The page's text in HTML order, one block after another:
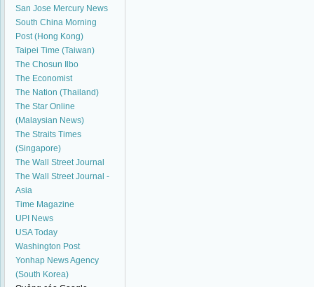
San Jose Mercury News
South China Morning
Post (Hong Kong)
Taipei Time (Taiwan)
The Chosun Ilbo
The Economist
The Nation (Thailand)
The Star Online
(Malaysian News)
The Straits Times
(Singapore)
The Wall Street Journal
The Wall Street Journal -
Asia
Time Magazine
UPI News
USA Today
Washington Post
Yonhap News Agency
(South Korea)